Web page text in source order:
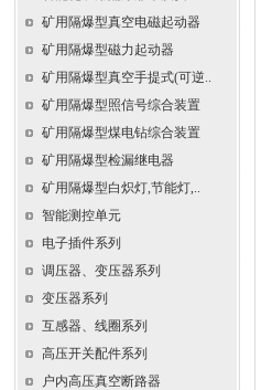
矿用隔爆型真空电磁起动器
矿用隔爆型磁力起动器
矿用隔爆型真空手提式(可逆..
矿用隔爆型照信号综合装置
矿用隔爆型煤电钻综合装置
矿用隔爆型检漏继电器
矿用隔爆型白炽灯,节能灯,..
智能测控单元
电子插件系列
调压器、变压器系列
变压器系列
互感器、线圈系列
高压开关配件系列
户内高压真空断路器